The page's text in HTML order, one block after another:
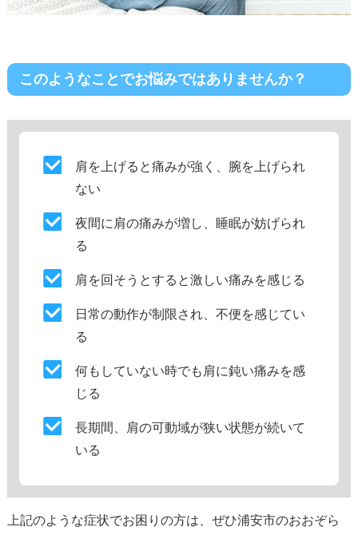
このようなことでお悩みではありませんか？
肩を上げると痛みが強く、腕を上げられ
ない
夜間に肩の痛みが増し、睡眠が妨げられ
る
肩を回そうとすると激しい痛みを感じる
日常の動作が制限され、不便を感じてい
る
何もしていない時でも肩に鈍い痛みを感
じる
長期間、肩の可動域が狭い状態が続いて
いる
上記のような症状でお困りの方は、ぜひ浦安市のおおぞら